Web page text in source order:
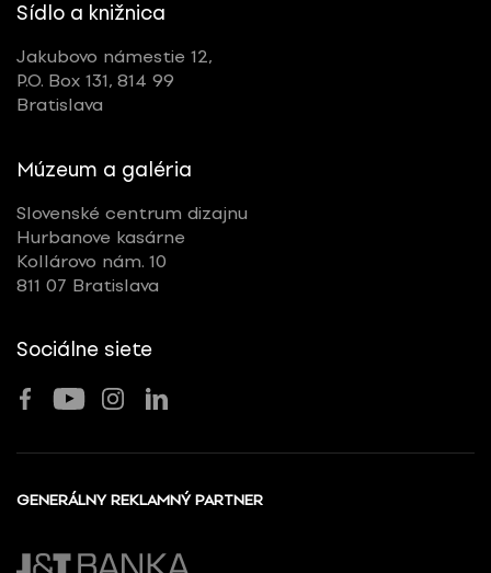
Sídlo a knižnica
Jakubovo námestie 12,
P.O. Box 131, 814 99
Bratislava
Múzeum a galéria
Slovenské centrum dizajnu
Hurbanove kasárne
Kollárovo nám. 10
811 07 Bratislava
Sociálne siete
GENERÁLNY REKLAMNÝ PARTNER